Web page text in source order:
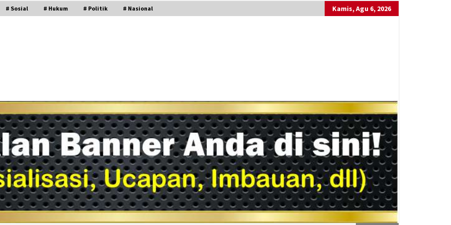
# Sosial # Hukum # Politik # Nasional Kamis, Agu 6, 2026